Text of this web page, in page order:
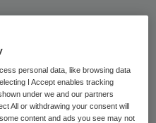
Pro Persona
dependance in
dat op basis van
bronnen’.
personal data, like browsing data
I Accept enables tracking
under we and our partners
All or withdrawing your consent will
content and ads you see may not